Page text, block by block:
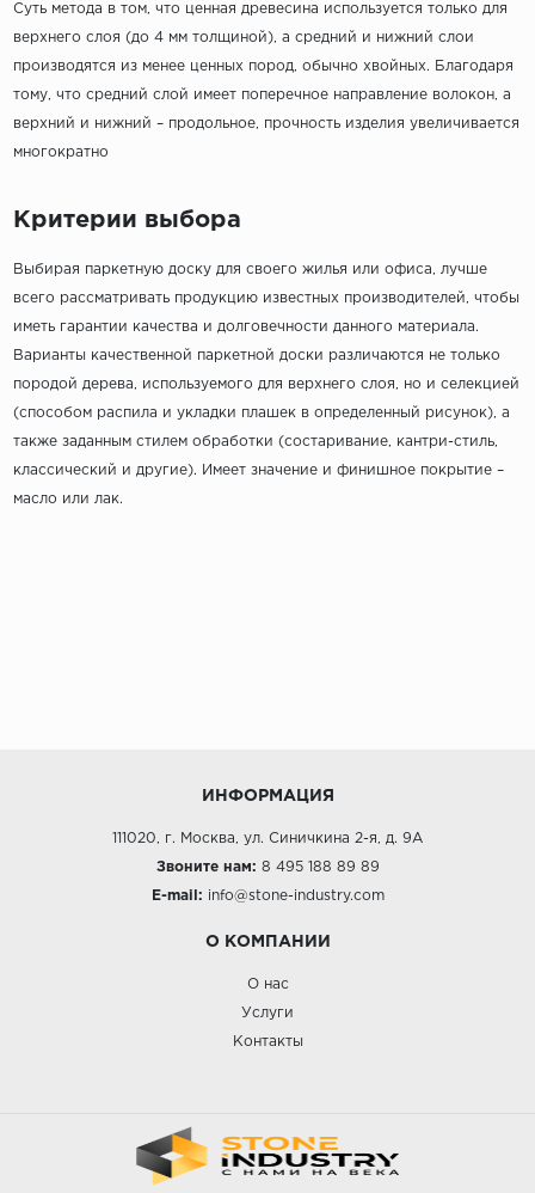
Суть метода в том, что ценная древесина используется только для
верхнего слоя (до 4 мм толщиной), а средний и нижний слои
производятся из менее ценных пород, обычно хвойных. Благодаря
тому, что средний слой имеет поперечное направление волокон, а
верхний и нижний – продольное, прочность изделия увеличивается
многократно
Критерии выбора
Выбирая паркетную доску для своего жилья или офиса, лучше
всего рассматривать продукцию известных производителей, чтобы
иметь гарантии качества и долговечности данного материала.
Варианты качественной паркетной доски различаются не только
породой дерева, используемого для верхнего слоя, но и селекцией
(способом распила и укладки плашек в определенный рисунок), а
также заданным стилем обработки (состаривание, кантри-стиль,
классический и другие). Имеет значение и финишное покрытие –
масло или лак.
ИНФОРМАЦИЯ
111020, г. Москва, ул. Синичкина 2-я, д. 9А
Звоните нам: 8 495 188 89 89
E-mail: info@stone-industry.com
О КОМПАНИИ
О нас
Услуги
Контакты